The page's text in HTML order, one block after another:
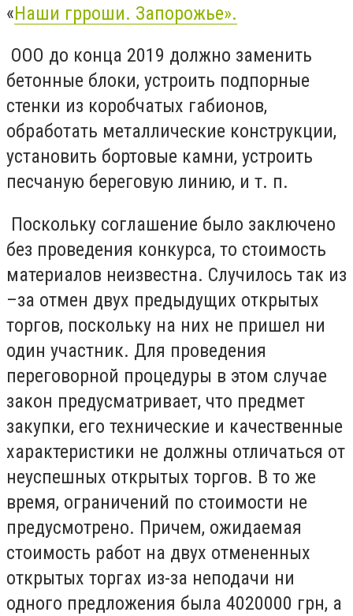
«Наши грроши. Запорожье».
ООО до конца 2019 должно заменить
бетонные блоки, устроить подпорные
стенки из коробчатых габионов,
обработать металлические конструкции,
установить бортовые камни, устроить
песчаную береговую линию, и т. п.
Поскольку соглашение было заключено
без проведения конкурса, то стоимость
материалов неизвестна. Случилось так из
–за отмен двух предыдущих открытых
торгов, поскольку на них не пришел ни
один участник. Для проведения
переговорной процедуры в этом случае
закон предусматривает, что предмет
закупки, его технические и качественные
характеристики не должны отличаться от
неуспешных открытых торгов. В то же
время, ограничений по стоимости не
предусмотрено. Причем, ожидаемая
стоимость работ на двух отмененных
открытых торгах из-за неподачи ни
одного предложения была 4020000 грн, а